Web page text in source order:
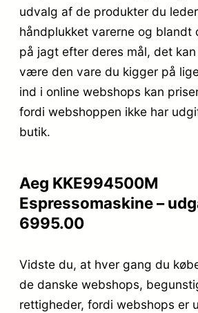
udvalg af de produkter du
håndplukket varerne og blandt
på jagt efter deres mål, det
være den vare du kigger på
ind i online webshops kan
fordi webshoppen ikke har
butik.
Aeg KKE994500M
Espressomaskine –
6995.00
Vidste du, at hver gang du
de danske webshops,
rettigheder, fordi webshops er